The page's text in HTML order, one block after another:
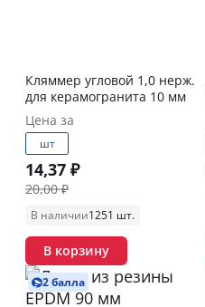
Кляммер угловой 1,0 нерж.
для керамогранита 10 мм
Цена за
шт
14,37 ₽
20,00 ₽
В наличии1251 шт.
В корзину
2 балла